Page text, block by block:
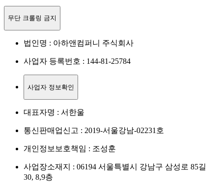
무단 크롤링 금지
법인명 : 아하앤컴퍼니 주식회사
사업자 등록번호 : 144-81-25784
사업자 정보확인
대표자명 : 서한울
통신판매업신고 : 2019-서울강남-02231호
개인정보보호책임 : 조성훈
사업장소재지 : 06194 서울특별시 강남구 삼성로 85길
30, 8,9층